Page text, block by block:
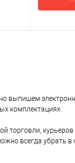
выпишем
комплектациях.
торговли, курьеров
всегда убрать в